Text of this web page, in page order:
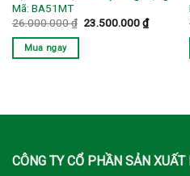
Mã: BA51MT
26.000.000₫ Giá
23.500.000₫Giá
hiện
Mua ngay
CÔNG TY CỔ PHẦN SẢN